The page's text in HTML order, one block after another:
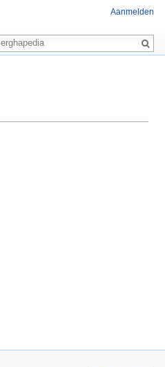
Aanmelden